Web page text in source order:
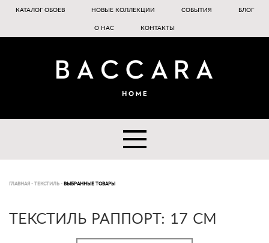
КАТАЛОГ ОБОЕВ НОВЫЕ КОЛЛЕКЦИИ СОБЫТИЯ БЛОГ
О НАС КОНТАКТЫ
ГЛАВНАЯ - ТЕКСТИЛЬ - ВЫБРАННЫЕ ТОВАРЫ
ТЕКСТИЛЬ РАППОРТ: 17 CM